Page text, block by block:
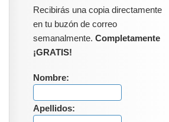
Recibirás una copia directamente
en tu buzón de correo
semanalmente. Completamente
¡GRATIS!
Nombre:
Apellidos: